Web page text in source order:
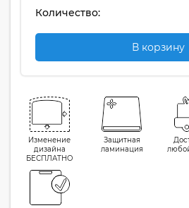
Количество:
В корзину
Изменение
дизайна
БЕСПЛАТНО
Защитная
ламинация